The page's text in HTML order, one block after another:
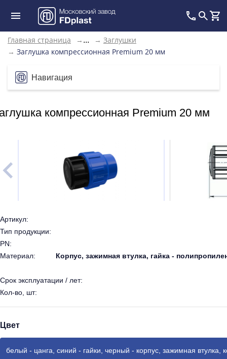
Главная страница → ... → Заглушки
→ Заглушка компрессионная Premium 20 мм
Навигация
компрессионная Premium 20 мм
Артикул:
Тип продукции:
PN:
Материал:
Корпус, зажимная втулка, гайка -
Срок эксплуатации / лет:
Кол-во, шт:
Цвет
белый - цанга, синий - гайки, черный - корпус, зажимная втулка,